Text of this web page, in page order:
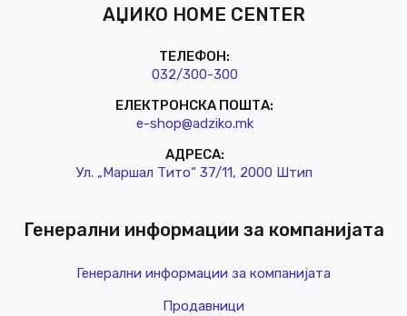
АЏИКО HOME CENTER
ТЕЛЕФОН:
032/300-300
ЕЛЕКТРОНСКА ПОШТА:
e-shop@adziko.mk
АДРЕСА:
Ул. „Маршал Тито“ 37/11, 2000 Штип
Генерални информации за компанијата
Генерални информации за компанијата
Продавници